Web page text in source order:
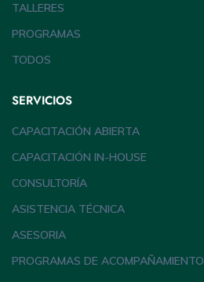
TALLERES
PROGRAMAS
TODOS
SERVICIOS
CAPACITACIÓN ABIERTA
CAPACITACIÓN IN-HOUSE
CONSULTORÍA
ASISTENCIA TÉCNICA
ASESORIA
PROGRAMAS DE ACOMPAÑAMIENTO